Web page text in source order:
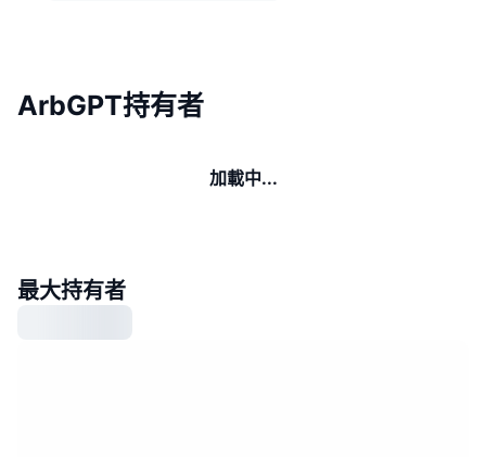
ArbGPT持有者
加載中...
最大持有者